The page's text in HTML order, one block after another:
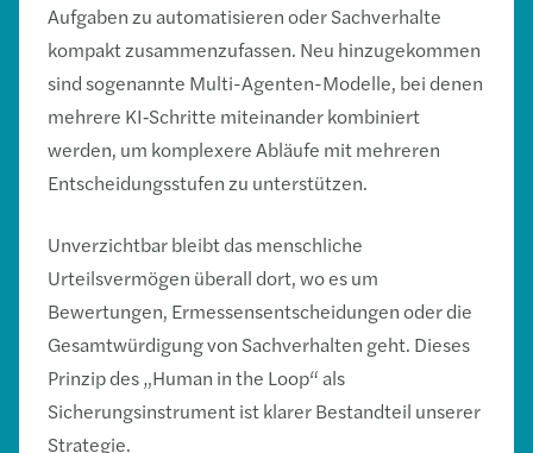
Aufgaben zu automatisieren oder Sachverhalte
kompakt zusammenzufassen. Neu hinzugekommen
sind sogenannte Multi-Agenten-Modelle, bei denen
mehrere KI‑Schritte miteinander kombiniert
werden, um komplexere Abläufe mit mehreren
Entscheidungsstufen zu unterstützen.
Unverzichtbar bleibt das menschliche
Urteilsvermögen überall dort, wo es um
Bewertungen, Ermessensentscheidungen oder die
Gesamtwürdigung von Sachverhalten geht. Dieses
Prinzip des „Human in the Loop“ als
Sicherungsinstrument ist klarer Bestandteil unserer
Strategie.